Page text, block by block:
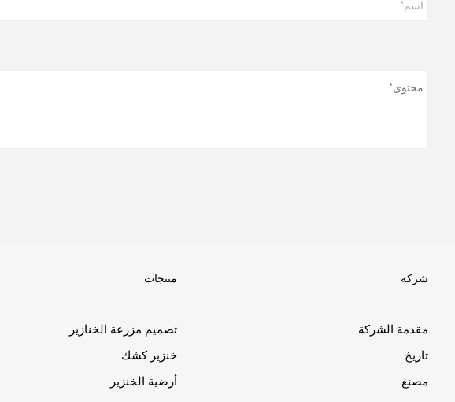
شركة
مقدمة الشركة
تاريخ
مصنع
منتجات
تصميم مزرعة الخنازير
خنزير كشك
أرضية الخنزير